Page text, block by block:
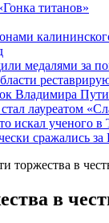
титанов»
медалями за
Владимира
лауреатом
искал ученого в
сражались
торжества в
в